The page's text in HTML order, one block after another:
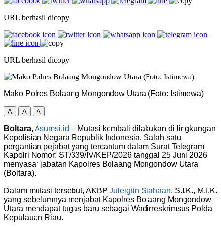
URL berhasil dicopy
URL berhasil dicopy
Mako Polres Bolaang Mongondow Utara (Foto: Istimewa)
A A A
Boltara, Asumsi.id – Mutasi kembali dilakukan di lingkungan
Kepolisian Negara Republik Indonesia. Salah satu
pergantian pejabat yang tercantum dalam Surat Telegram
Kapolri Nomor: ST/339/IV/KEP/2026 tanggal 25 Juni 2026
menyasar jabatan Kapolres Bolaang Mongondow Utara
(Boltara).
‎Dalam mutasi tersebut, AKBP Juleigtin Siahaan, S.I.K., M.I.K.
yang sebelumnya menjabat Kapolres Bolaang Mongondow
Utara mendapat tugas baru sebagai Wadirreskrimsus Polda
Kepulauan Riau.